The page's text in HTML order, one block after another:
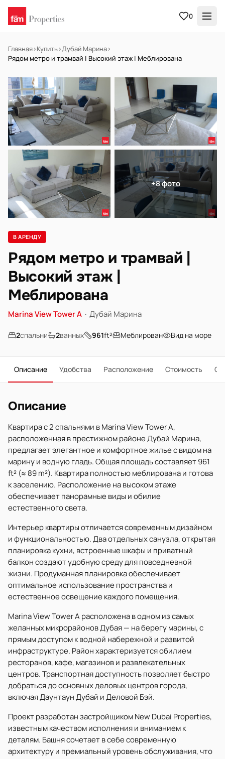
0
Главная›Купить›Дубай Марина›
Рядом метро и трамвай | Высокий этаж | Меблирована
В АРЕНДУ Готов к заселению
+8 фото
В АРЕНДУ
Рядом метро и трамвай |
Высокий этаж |
Меблирована
Marina View Tower A · Дубай Марина
2спальни 2ванных 961ft² Меблирован Вид на море
Описание Удобства Расположение Стоимость О
Описание
Квартира с 2 спальнями в Marina View Tower A,
расположенная в престижном районе Дубай Марина,
предлагает элегантное и комфортное жилье с видом на
марину и водную гладь. Общая площадь составляет 961
ft² (≈ 89 m²). Квартира полностью меблирована и готова
к заселению. Расположение на высоком этаже
обеспечивает панорамные виды и обилие
естественного света.
Интерьер квартиры отличается современным дизайном
и функциональностью. Два отдельных санузла, открытая
планировка кухни, встроенные шкафы и приватный
балкон создают удобную среду для повседневной
жизни. Продуманная планировка обеспечивает
оптимальное использование пространства и
естественное освещение каждого помещения.
Marina View Tower A расположена в одном из самых
желанных микрорайонов Дубая — на берегу марины, с
прямым доступом к водной набережной и развитой
инфраструктуре. Район характеризуется обилием
ресторанов, кафе, магазинов и развлекательных
центров. Транспортная доступность позволяет быстро
добраться до основных деловых центров города,
включая Даунтаун Дубай и Деловой Бэй.
Проект разработан застройщиком New Dubai Properties,
известным качеством исполнения и вниманием к
деталям. Башня сочетает в себе современную
архитектуру и премиальный уровень обслуживания, что